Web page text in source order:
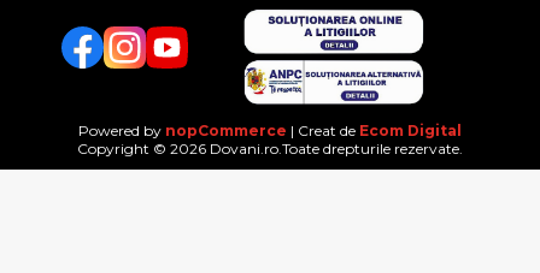
FacebookTwitterYouTube
Powered by nopCommerce | Creat de Ecom Digital
Copyright © 2026 Dovani.ro.Toate drepturile rezervate.